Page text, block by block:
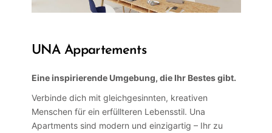
UNA Appartements
Eine inspirierende Umgebung, die Ihr Bestes gibt.
Verbinde dich mit gleichgesinnten, kreativen
Menschen für ein erfüllteren Lebensstil. Una
Apartments sind modern und einzigartig – Ihr zu